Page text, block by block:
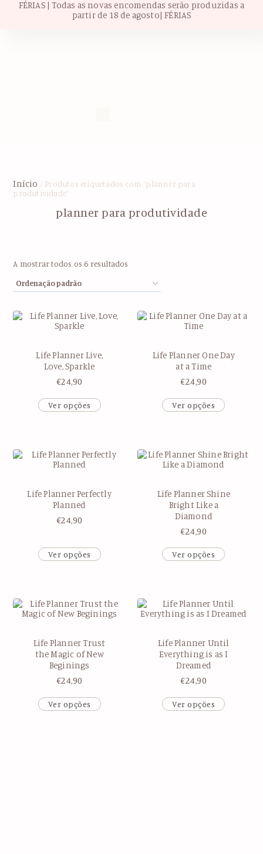
FÉRIAS | Todas as novas encomendas serão produzidas a
partir de 18 de agosto| FÉRIAS
Início / Produtos etiquetados com “planner para
produtividade”
planner para produtividade
A mostrar todos os 6 resultados
Life Planner Live,
Love, Sparkle
€24,90
Ver opções
Life Planner One Day
at a Time
€24,90
Ver opções
Life Planner Perfectly
Planned
€24,90
Ver opções
Life Planner Shine
Bright Like a
Diamond
€24,90
Ver opções
Life Planner Trust
the Magic of New
Beginings
€24,90
Ver opções
Life Planner Until
Everything is as I
Dreamed
€24,90
Ver opções